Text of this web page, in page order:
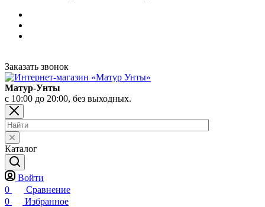
Заказать звонок
Матур-Унты
с 10:00 до 20:00, без выходных.
Каталог
Войти
0
Сравнение
0
Избранное